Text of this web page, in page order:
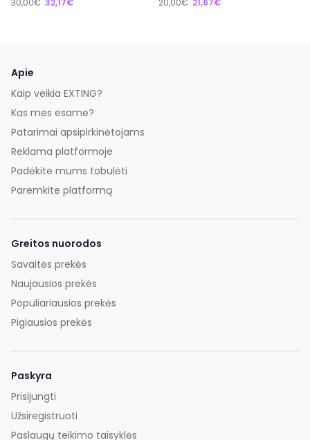
Apie
Kaip veikia EXTING?
Kas mes esame?
Patarimai apsipirkinėtojams
Reklama platformoje
Padėkite mums tobulėti
Paremkite platformą
Greitos nuorodos
Savaitės prekės
Naujausios prekės
Populiariausios prekės
Pigiausios prekės
Paskyra
Prisijungti
Užsiregistruoti
Paslaugų teikimo taisyklės